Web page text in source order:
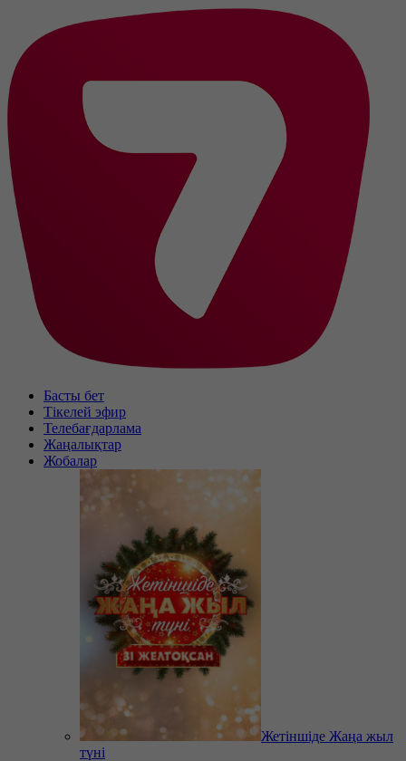
Басты бет
Тікелей эфир
Телебағдарлама
Жаңалықтар
Жобалар
Жетіншіде Жаңа жыл
түні